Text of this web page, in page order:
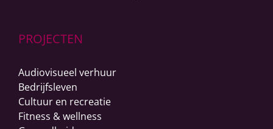
PROJECTEN
Audiovisueel verhuur
Bedrijfsleven
Cultuur en recreatie
Fitness & wellness